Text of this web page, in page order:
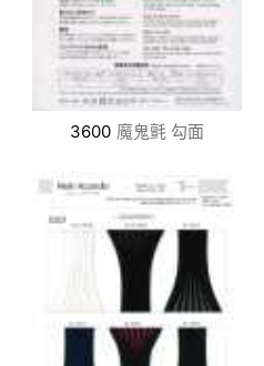
3600 魔鬼氈 勾面